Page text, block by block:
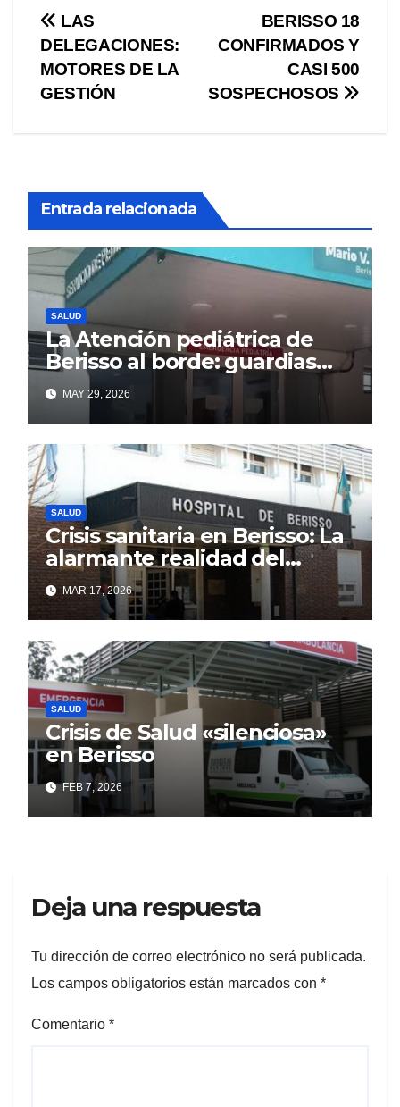
Navegación
de
entradas
BERISSO 18
CONFIRMADOS Y
CASI 500
SOSPECHOSOS
LAS
DELEGACIONES:
MOTORES DE LA
GESTIÓN
Entrada relacionada
SALUD
La Atención pediátrica de
Berisso al borde: guardias
saturadas por la alta
demanda
MAY 29, 2026
SALUD
Crisis sanitaria en Berisso: La
alarmante realidad del
Hospital Larraín que el
discurso oficial intenta
ocultar
MAR 17, 2026
SALUD
Crisis de Salud «silenciosa»
en Berisso
FEB 7, 2026
Deja una respuesta
Tu dirección de correo electrónico no será publicada.
Los campos obligatorios están marcados con *
Comentario *